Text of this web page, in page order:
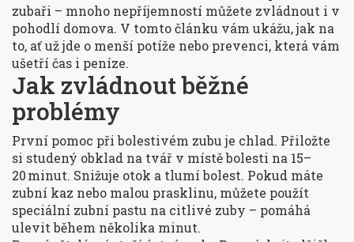
zubaři – mnoho nepříjemností můžete zvládnout i v
pohodlí domova. V tomto článku vám ukážu, jak na
to, ať už jde o menší potíže nebo prevenci, která vám
ušetří čas i peníze.
Jak zvládnout běžné
problémy
První pomoc při bolestivém zubu je chlad. Přiložte
si studený obklad na tvář v místě bolesti na 15–
20 minut. Snižuje otok a tlumí bolest. Pokud máte
zubní kaz nebo malou prasklinu, můžete použít
speciální zubní pastu na citlivé zuby – pomáhá
ulevit během několika minut.